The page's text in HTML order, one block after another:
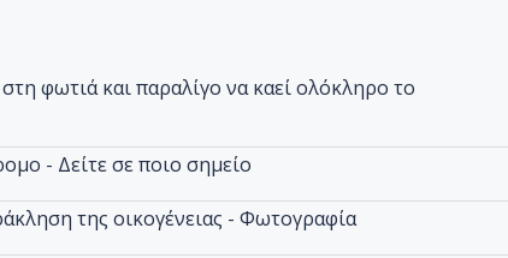
φωτιά και παραλίγο να καεί ολόκληρο το
- Δείτε σε ποιο σημείο
της οικογένειας - Φωτογραφία